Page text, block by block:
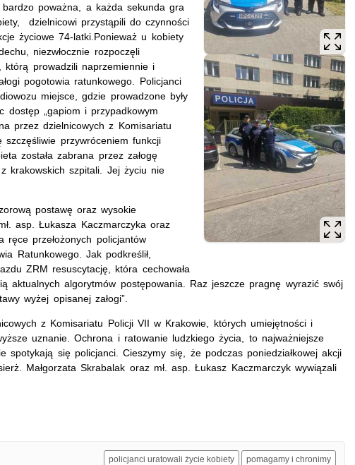
poważna, a każda sekunda gra
dzielnicowi przystąpili do czynności
życiowe 74-latki.Ponieważ u kobiety
niezwłocznie rozpoczęli
którą prowadzili naprzemiennie i
pogotowia ratunkowego. Policjanci
miejsce, gdzie prowadzone były
dostęp „gapiom i przypadkowym
przez dzielnicowych z Komisariatu
szczęśliwie przywróceniem funkcji
została zabrana przez załogę
krakowskich szpitali. Jej życiu nie
postawę oraz wysokie
asp. Łukasza Kaczmarczyka oraz
ręce przełożonych policjantów
Ratunkowego. Jak podkreślił,
ZRM resuscytację, która cechowała
aktualnych algorytmów postępowania. Raz jeszcze pragnę wyrazić swój
wyżej opisanej załogi”.
z Komisariatu Policji VII w Krakowie, których umiejętności i
uznanie. Ochrona i ratowanie ludzkiego życia, to najważniejsze
spotykają się policjanci. Cieszymy się, że podczas poniedziałkowej akcji
Małgorzata Skrabalak oraz mł. asp. Łukasz Kaczmarczyk wywiązali
policjanci uratowali życie kobiety pomagamy i chronimy